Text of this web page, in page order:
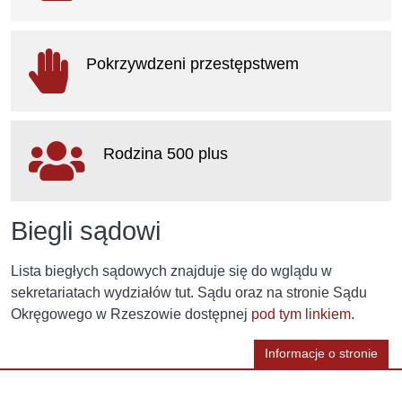
Biegli sądowi
Lista biegłych sądowych znajduje się do wglądu w
sekretariatach wydziałów tut. Sądu oraz na stronie Sądu
Okręgowego w Rzeszowie dostępnej pod tym linkiem.
Pokrzywdzeni przestępstwem
Rodzina 500 plus
Informacje o stronie